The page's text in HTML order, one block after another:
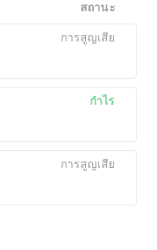
สถานะ
การสูญเสีย
กำไร
การสูญเสีย